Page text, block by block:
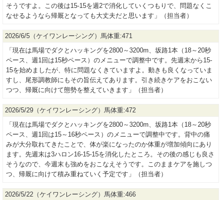
そうですよ。この後は15-15を週2で消化していくつもりで、問題なくこ
なせるようなら帰厩となっても大丈夫だと思います」（担当者）
2026/6/5（ケイワンレーシング）馬体重:471
「現在は馬場でダクとハッキングを2800～3200m、坂路1本（18～20秒
ペース、週1回は15秒ペース）のメニューで調整中です。先週末から15-
15を始めましたが、特に問題なくきていますよ。動きも良くなっていま
すし、尾形調教師にもその旨伝えてあります。引き続きケアをおこない
つつ、帰厩に向けて態勢を整えていきます」（担当者）
2026/5/29（ケイワンレーシング）馬体重:472
「現在は馬場でダクとハッキングを2800～3200m、坂路1本（18～20秒
ペース、週1回は15～16秒ペース）のメニューで調整中です。背中の痛
みが大分取れてきたことで、体が楽になったのか体重が増加傾向にあり
ます。先週末は3ハロン16-15-15を消化したところ。その後の感じも良さ
そうなので、今週末も強めをおこなえそうです。このままケアを施しつ
つ、帰厩に向けて積み重ねていく予定です」（担当者）
2026/5/22（ケイワンレーシング）馬体重:466